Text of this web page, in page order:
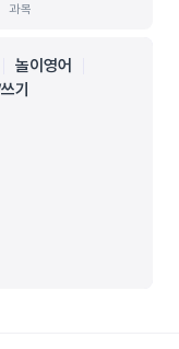
과목
놀이영어
기